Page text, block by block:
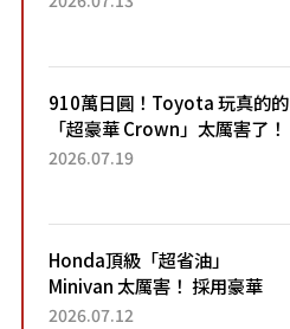
910萬日圓！Toyota 玩真的的
「超豪華 Crown」太厲害了！
採用由「匠人技藝」打造的
2026.07.19
Honda頂級「超省油」
Minivan 太厲害！ 採用豪華
「真皮座椅」與專屬「黑色內
2026.07.12